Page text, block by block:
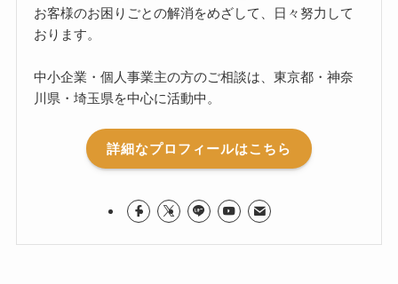
お客様のお困りごとの解消をめざして、日々努力して
おります。
中小企業・個人事業主の方のご相談は、東京都・神奈
川県・埼玉県を中心に活動中。
詳細なプロフィールはこちら